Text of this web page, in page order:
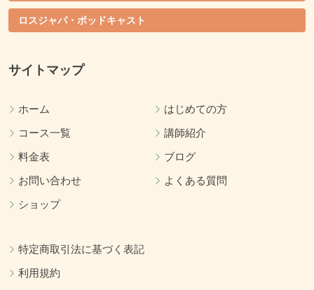
ロスジャパ・ポッドキャスト
サイトマップ
ホーム
はじめての方
コース一覧
講師紹介
料金表
ブログ
お問い合わせ
よくある質問
ショップ
特定商取引法に基づく表記
利用規約